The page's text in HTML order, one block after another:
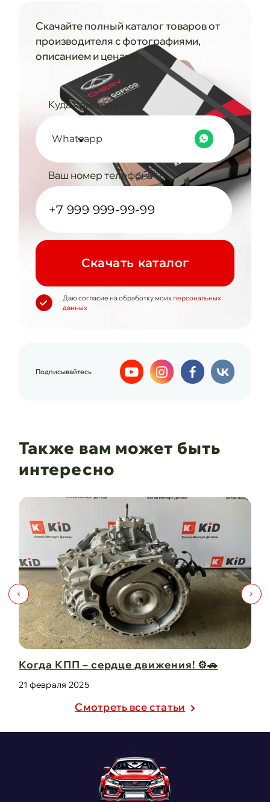
Скачайте полный каталог товаров от
производителя с фотографиями,
описанием и ценами
Куда прислать?
Whatsapp
Ваш номер телефона
Cкачать каталог
Даю согласие на обработку моихперсональных
данных
Подписывайтесь
Также вам может быть
интересно
Когда КПП – сердце движения! ⚙️🚗
21 февраля 2025
Cмотреть все статьи